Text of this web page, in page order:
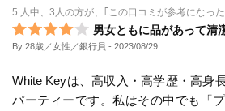
5 人中、3人の方が、｢この口コミが参考になった
男女ともに品があって清
By 28歳／女性／銀行員 - 2023/08/29
White Keyは、高収入・高学歴・高身
パーティーです。私はその中でも「